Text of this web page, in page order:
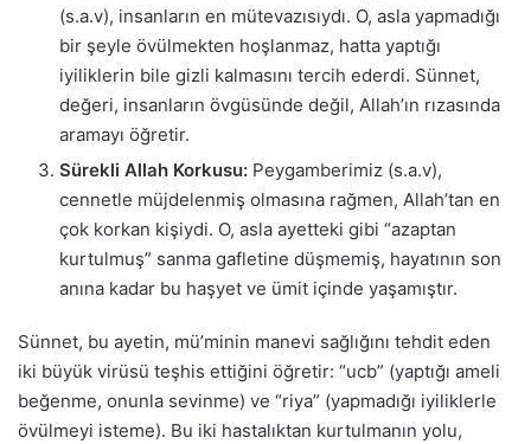
(s.a.v), insanların en mütevazısıydı. O, asla yapmadığı
bir şeyle övülmekten hoşlanmaz, hatta yaptığı
iyiliklerin bile gizli kalmasını tercih ederdi. Sünnet,
değeri, insanların övgüsünde değil, Allah’ın rızasında
aramayı öğretir.
Sürekli Allah Korkusu: Peygamberimiz (s.a.v),
cennetle müjdelenmiş olmasına rağmen, Allah’tan en
çok korkan kişiydi. O, asla ayetteki gibi “azaptan
kurtulmuş” sanma gafletine düşmemiş, hayatının son
anına kadar bu haşyet ve ümit içinde yaşamıştır.
Sünnet, bu ayetin, mü’minin manevi sağlığını tehdit eden
iki büyük virüsü teşhis ettiğini öğretir: “ucb” (yaptığı ameli
beğenme, onunla sevinme) ve “riya” (yapmadığı iyiliklerle
övülmeyi isteme). Bu iki hastalıktan kurtulmanın yolu,